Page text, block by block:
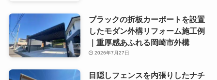
ブラックの折板カーポートを設置
したモダン外構リフォーム施工例
｜重厚感あふれる岡崎市外構
2026年7月27日
目隠しフェンスを内張りしたナチ